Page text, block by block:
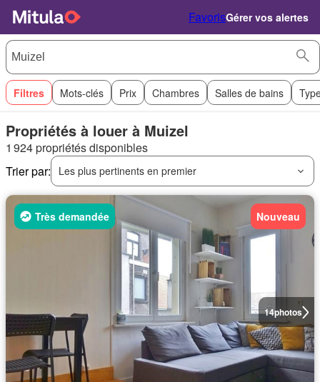
FavorisGérer vos alertes
Filtres Mots-clés Prix Chambres Salles de bains
Propriétés à louer à Muizel
1 924 propriétés disponibles
Trier par:
Les plus pertinents en premier
14photos
Très demandée Nouveau